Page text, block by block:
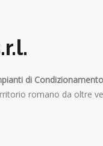
di Condizionamento
romano da oltre